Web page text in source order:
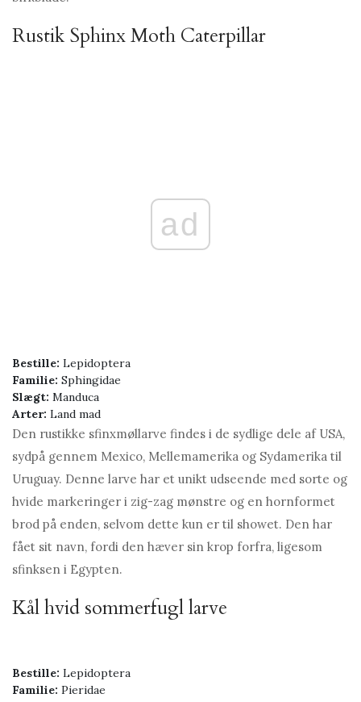
Rustik Sphinx Moth Caterpillar
ad
Bestille: Lepidoptera
Familie: Sphingidae
Slægt: Manduca
Arter: Land mad
Den rustikke sfinxmøllarve findes i de sydlige dele af USA,
sydpå gennem Mexico, Mellemamerika og Sydamerika til
Uruguay. Denne larve har et unikt udseende med sorte og
hvide markeringer i zig-zag mønstre og en hornformet
brod på enden, selvom dette kun er til showet. Den har
fået sit navn, fordi den hæver sin krop forfra, ligesom
sfinksen i Egypten.
Kål hvid sommerfugl larve
Bestille: Lepidoptera
Familie: Pieridae